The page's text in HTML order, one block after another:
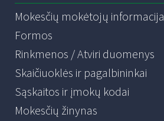
Mokesčių mokėtojų informacija
Formos
Rinkmenos / Atviri duomenys
Skaičiuoklės ir pagalbininkai
Sąskaitos ir įmokų kodai
Mokesčių žinynas